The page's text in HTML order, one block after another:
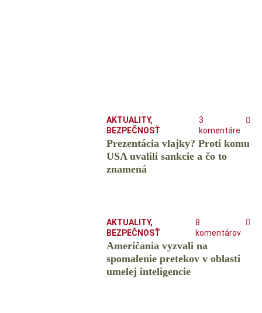
AKTUALITY,
BEZPEČNOSŤ
3
komentáre
Prezentácia vlajky? Proti komu
USA uvalili sankcie a čo to
znamená
AKTUALITY,
BEZPEČNOSŤ
8
komentárov
Američania vyzvali na
spomalenie pretekov v oblasti
umelej inteligencie